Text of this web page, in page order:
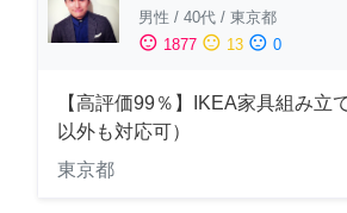
男性 / 40代 / 東京都
sentiment_satisfied 1877 sentiment_neutral 13 sentiment_dissatisfied 0
【高評価99％】IKEA家具組み立
以外も対応可）
東京都